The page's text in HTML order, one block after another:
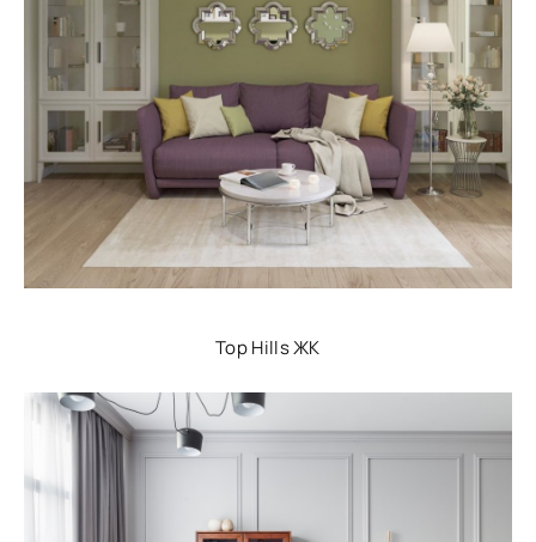
Top Hills ЖК